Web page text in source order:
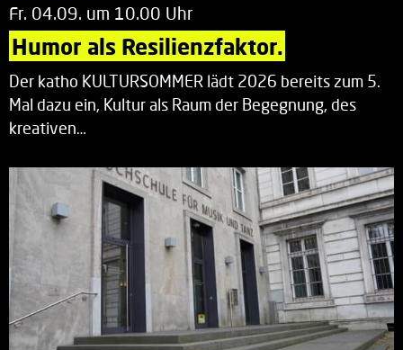
Fr. 04.09. um 10.00 Uhr
Humor als Resilienzfaktor.
Der katho KULTURSOMMER lädt 2026 bereits zum 5.
Mal dazu ein, Kultur als Raum der Begegnung, des
kreativen…